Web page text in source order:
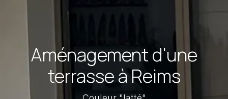
Aménagement d'une
terrasse à Reims